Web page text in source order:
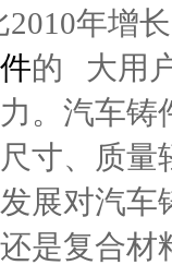
年增
的 大用
。汽车
寸、质
对汽车
是复合